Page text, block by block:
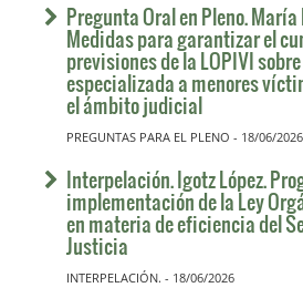
Pregunta Oral en Pleno. María
Medidas para garantizar el
previsiones de la LOPIVI
especializada a menores
el ámbito judicial
PREGUNTAS PARA EL PLENO - 18/06/2026
Interpelación. Igotz López.
implementación de la Ley
en materia de eficiencia del
Justicia
INTERPELACIÓN. - 18/06/2026